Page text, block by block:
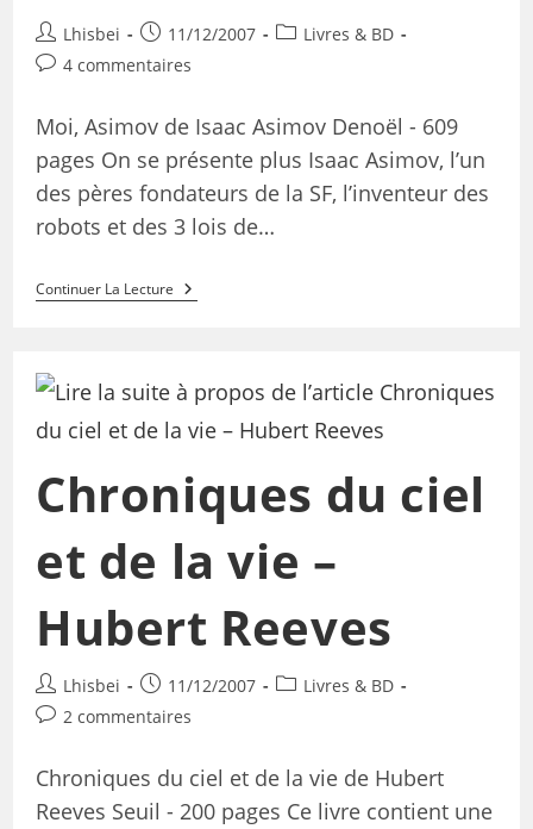
Lhisbei 11/12/2007
Livres & BD
4 commentaires
Moi, Asimov de Isaac Asimov Denoël - 609
pages On se présente plus Isaac Asimov, l’un
des pères fondateurs de la SF, l’inventeur des
robots et des 3 lois de…
Continuer La Lecture
Chroniques du ciel
et de la vie –
Hubert Reeves
Lhisbei 11/12/2007
Livres & BD
2 commentaires
Chroniques du ciel et de la vie de Hubert
Reeves Seuil - 200 pages Ce livre contient une